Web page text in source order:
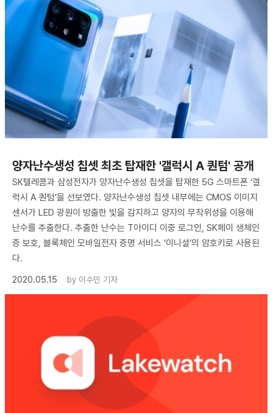
양자난수생성 칩셋 최초 탑재한 '갤럭시 A 퀀텀' 공개
SK텔레콤과 삼성전자가 양자난수생성 칩셋을 탑재한 5G 스마트폰 ‘갤
럭시 A 퀀텀’을 선보였다. 양자난수생성 칩셋 내부에는 CMOS 이미지
센서가 LED 광원이 방출한 빛을 감지하고 양자의 무작위성을 이용해
난수를 추출한다. 추출한 난수는 T아이디 이중 로그인, SK페이 생체인
증 보호, 블록체인 모바일전자 증명 서비스 ‘이니셜’의 암호키로 사용된
다.
2020.05.15
by 이수민 기자